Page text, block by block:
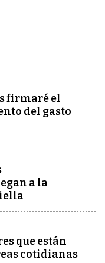
firmaré el
del gasto
a la
que están
cotidianas